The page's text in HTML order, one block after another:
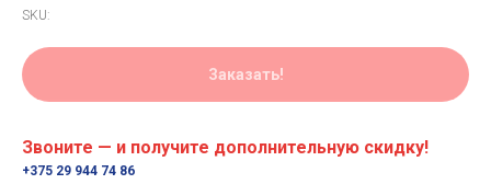
SKU:
Заказать!
Звоните — и получите дополнительную скидку!
+375 29 944 74 86